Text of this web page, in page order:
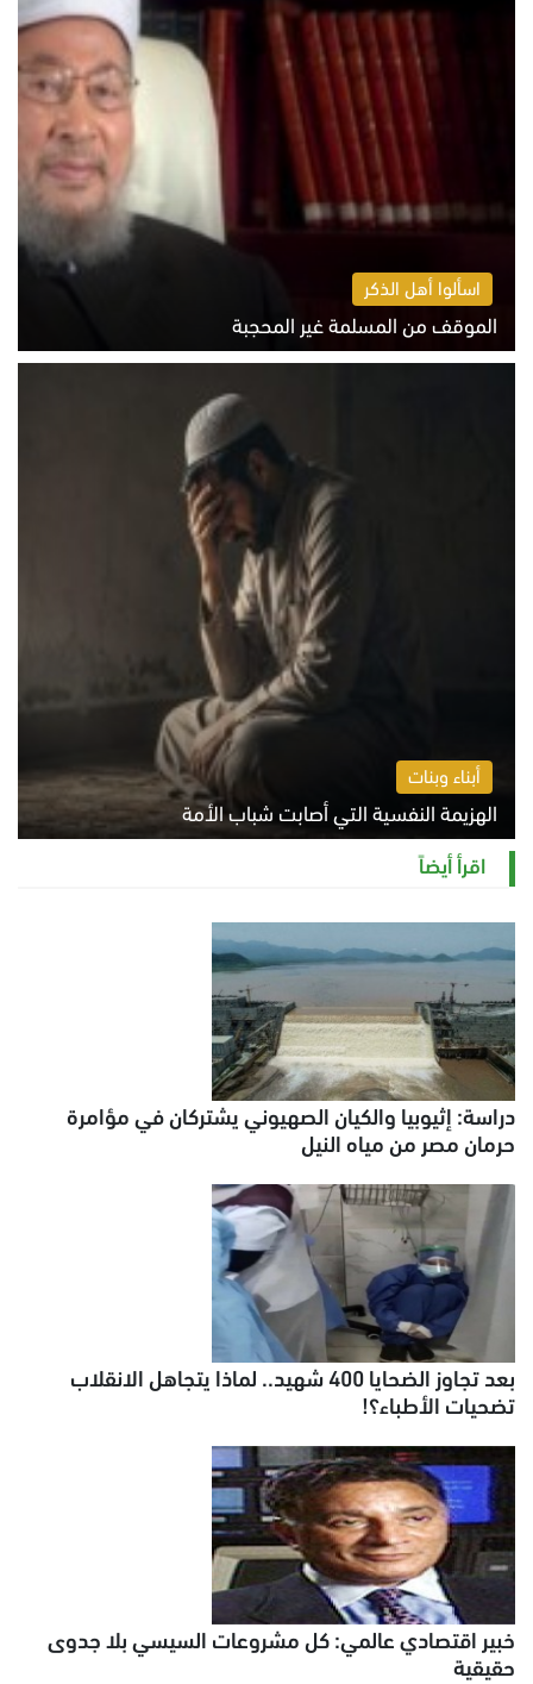
اسألوا أهل الذكر
الموقف من المسلمة غير المحجبة
الخميس 6 أغسطس 2026 10:45 ص
أبناء وبنات
الهزيمة النفسية التي أصابت شباب الأمة
الخميس 6 أغسطس 2026 11:12 ص
اقرأ أيضاً
دراسة: إثيوبيا والكيان الصهيوني يشتركان في مؤامرة
حرمان مصر من مياه النيل
بعد تجاوز الضحايا 400 شهيد.. لماذا يتجاهل الانقلاب
تضحيات الأطباء؟!
خبير اقتصادي عالمي: كل مشروعات السيسي بلا جدوى
حقيقية